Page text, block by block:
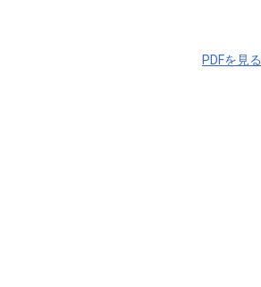
PDFを見る